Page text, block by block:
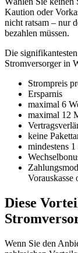
Kaution oder
nicht ratsam – nur
bezahlen müssen.
Die
Stromversorger in
Strompreis
Ersparnis
maximal 6
maximal 12
keine
mindestens
Vorauskasse
Diese
Wenn Sie den